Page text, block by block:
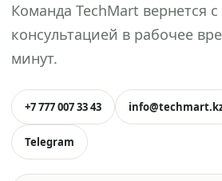
Команда TechMart вернется
консультацией в рабочее
минут.
+7 777 007 33 43
Telegram